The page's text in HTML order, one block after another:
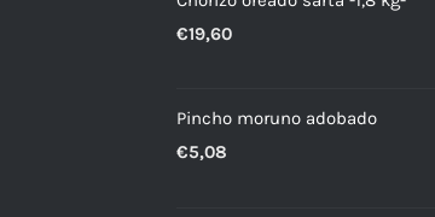
€19,60
Pincho moruno adobado
€5,08